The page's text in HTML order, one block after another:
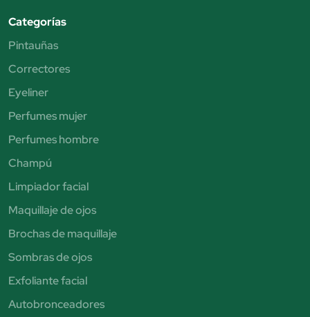
Categorías
Pintauñas
Correctores
Eyeliner
Perfumes mujer
Perfumes hombre
Champú
Limpiador facial
Maquillaje de ojos
Brochas de maquillaje
Sombras de ojos
Exfoliante facial
Autobronceadores